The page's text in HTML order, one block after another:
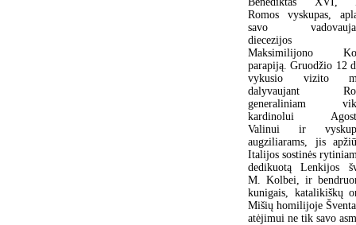
Romos vyskupas,
savo
diecezijos
Maksimilijono
parapiją. Gruodžio 12
vykusio vizito
dalyvaujant
generaliniam
kardinolui
Valinui ir
augziliarams, jis
Italijos sostinės
dedikuotą Lenkijos
M. Kolbei, ir
kunigais, katalikiškų
Mišių homilijoje
atėjimui ne tik savo